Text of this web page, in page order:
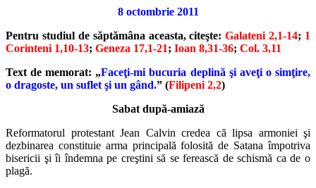
8 octombrie 2011
Pentru studiul de săptămâna aceasta, citeşte:Galateni 2,1-14; 1
Corinteni 1,10-13; Geneza 17,1-21; Ioan 8,31-36; Col. 3,11
Text de memorat: „Faceţi-mi bucuria deplină şi aveţi o simţire,
o dragoste, un suflet şi un gând.” (Filipeni 2,2)
Sabat după-amiază
Reformatorul protestant Jean Calvin credea că lipsa armoniei şi
dezbinarea constituie arma principală folosită de Satana împotriva
bisericii şi îi îndemna pe creştini să se ferească de schismă ca de o
plagă.